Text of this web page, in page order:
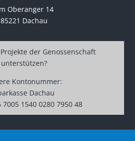
Oberanger 14
85221 Dachau
der Genossenschaft
unterstützen?
Kontonummer:
Dachau
7005 1540 0280 7950 48